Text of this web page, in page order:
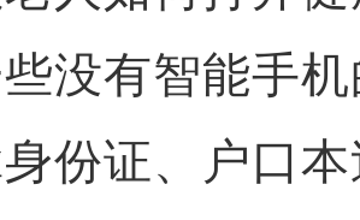
没有智能手
份证、户口